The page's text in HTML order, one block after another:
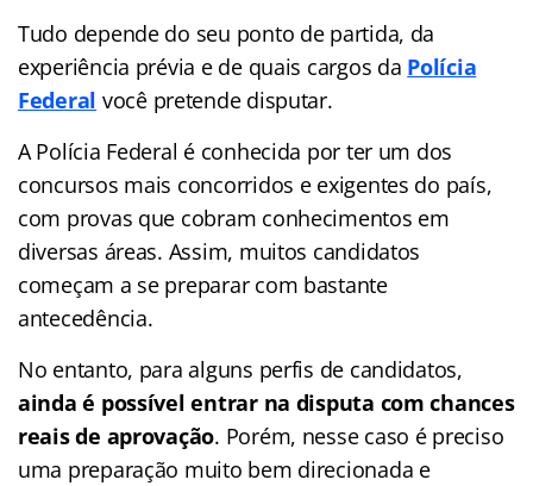
Tudo depende do seu ponto de partida, da
experiência prévia e de quais cargos da Polícia
Federal você pretende disputar.
A Polícia Federal é conhecida por ter um dos
concursos mais concorridos e exigentes do país,
com provas que cobram conhecimentos em
diversas áreas. Assim, muitos candidatos
começam a se preparar com bastante
antecedência.
No entanto, para alguns perfis de candidatos,
ainda é possível entrar na disputa com chances
reais de aprovação. Porém, nesse caso é preciso
uma preparação muito bem direcionada e